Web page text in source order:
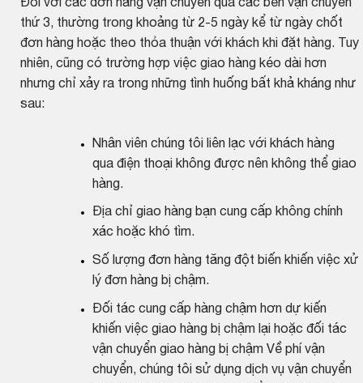
Đổi với các đơn hàng vận chuyển qua các bên vận chuyển
thứ 3, thường trong khoảng từ 2-5 ngày kể từ ngày chốt
đơn hàng hoặc theo thỏa thuận với khách khi đặt hàng. Tuy
nhiên, cũng có trường hợp việc giao hàng kéo dài hơn
nhưng chỉ xảy ra trong những tình huống bất khả kháng như
sau:
Nhân viên chúng tôi liên lạc với khách hàng
qua điện thoại không được nên không thể giao
hàng.
Địa chỉ giao hàng bạn cung cấp không chính
xác hoặc khó tìm.
Số lượng đơn hàng tăng đột biến khiến việc xử
lý đơn hàng bị chậm.
Đối tác cung cấp hàng chậm hơn dự kiến
khiến việc giao hàng bị chậm lại hoặc đối tác
vận chuyển giao hàng bị chậm Về phí vận
chuyển, chúng tôi sử dụng dịch vụ vận chuyển